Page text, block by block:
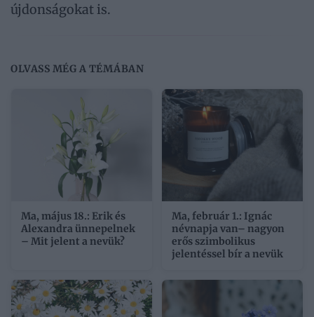
újdonságokat is.
OLVASS MÉG A TÉMÁBAN
Ma, május 18.: Erik és
Alexandra ünnepelnek
– Mit jelent a nevük?
Ma, február 1.: Ignác
névnapja van– nagyon
erős szimbolikus
jelentéssel bír a nevük